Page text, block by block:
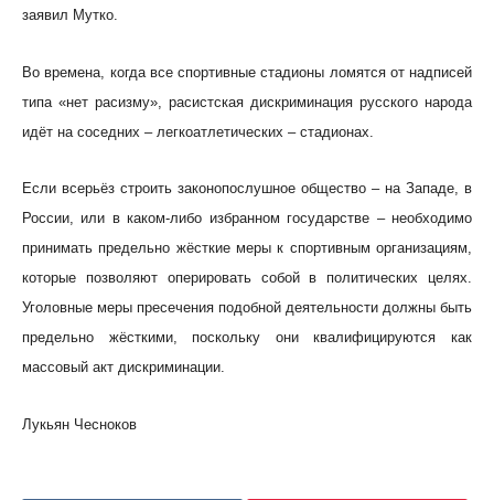
заявил Мутко.
Во времена, когда все спортивные стадионы ломятся от надписей
типа «нет расизму», расистская дискриминация русского народа
идёт на соседних – легкоатлетических – стадионах.
Если всерьёз строить законопослушное общество – на Западе, в
России, или в каком-либо избранном государстве – необходимо
принимать предельно жёсткие меры к спортивным организациям,
которые позволяют оперировать собой в политических целях.
Уголовные меры пресечения подобной деятельности должны быть
предельно жёсткими, поскольку они квалифицируются как
массовый акт дискриминации.
Лукьян Чесноков